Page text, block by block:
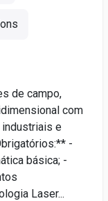
de campo,
com
industriais e
-
básica; -
Laser...